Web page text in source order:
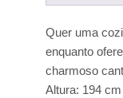
Quer uma
enquanto
charmoso
Altura: 194 cm